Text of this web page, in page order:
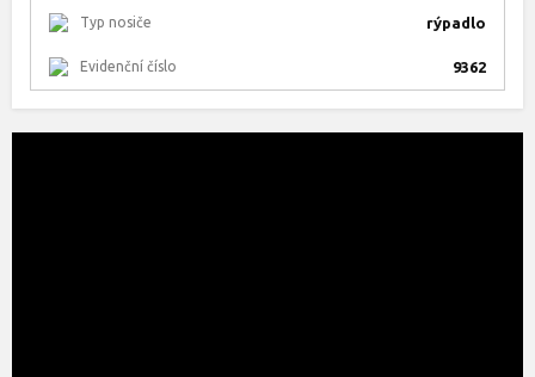
Typ nosiče rýpadlo
Evidenční číslo 9362